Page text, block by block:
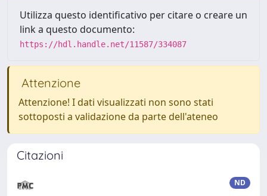
Utilizza questo identificativo per citare o creare un
link a questo documento:
https://hdl.handle.net/11587/334087
Attenzione
Attenzione! I dati visualizzati non sono stati
sottoposti a validazione da parte dell'ateneo
Citazioni
ND